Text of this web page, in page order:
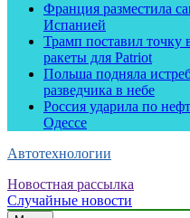
Франция разместила
Испанией
Трамп поставил точку
ракеты для Patriot
Польша подняла
разведчика в небе
Россия ударила по
Одессе
Автотехнологии
Новостная рассылка
Случайные новости